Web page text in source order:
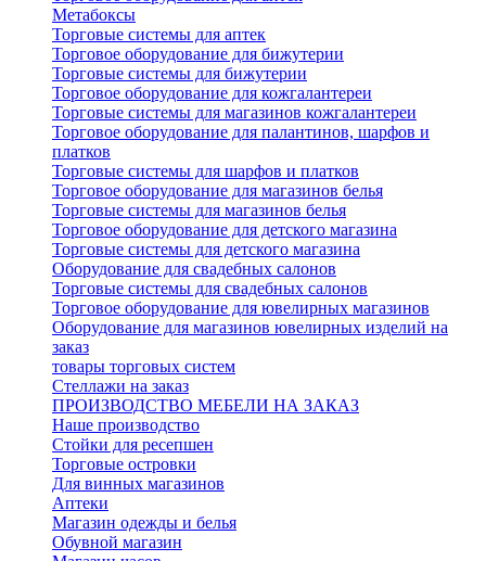
Метабоксы
Торговые системы для аптек
Торговое оборудование для бижутерии
Торговые системы для бижутерии
Торговое оборудование для кожгалантереи
Торговые системы для магазинов кожгалантереи
Торговое оборудование для палантинов, шарфов и
платков
Торговые системы для шарфов и платков
Торговое оборудование для магазинов белья
Торговые системы для магазинов белья
Торговое оборудование для детского магазина
Торговые системы для детского магазина
Оборудование для свадебных салонов
Торговые системы для свадебных салонов
Торговое оборудование для ювелирных магазинов
Оборудование для магазинов ювелирных изделий на
заказ
товары торговых систем
Стеллажи на заказ
ПРОИЗВОДСТВО МЕБЕЛИ НА ЗАКАЗ
Наше производство
Стойки для ресепшен
Торговые островки
Для винных магазинов
Аптеки
Магазин одежды и белья
Обувной магазин